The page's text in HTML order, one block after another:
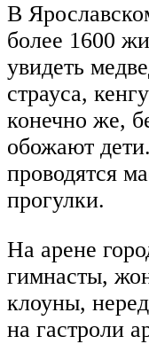
В
более 1600
увидеть
страуса,
конечно же,
обожают
проводятся
прогулки.
На арене
гимнасты,
клоуны,
на гастроли